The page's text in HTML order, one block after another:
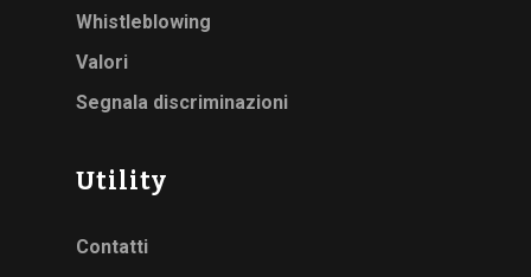
Whistleblowing
Valori
Segnala discriminazioni
Utility
Contatti